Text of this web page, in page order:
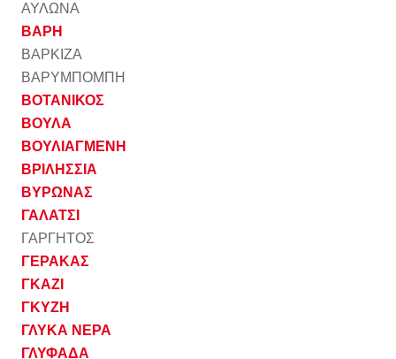
ΑΥΛΩΝΑ
ΒΑΡΗ
ΒΑΡΚΙΖΑ
ΒΑΡΥΜΠΟΜΠΗ
ΒΟΤΑΝΙΚΟΣ
ΒΟΥΛΑ
ΒΟΥΛΙΑΓΜΕΝΗ
ΒΡΙΛΗΣΣΙΑ
ΒΥΡΩΝΑΣ
ΓΑΛΑΤΣΙ
ΓΑΡΓΗΤΟΣ
ΓΕΡΑΚΑΣ
ΓΚΑΖΙ
ΓΚΥΖΗ
ΓΛΥΚΑ ΝΕΡΑ
ΓΛΥΦΑΔΑ